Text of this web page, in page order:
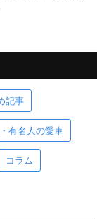
記事
有名人の愛車
コラム